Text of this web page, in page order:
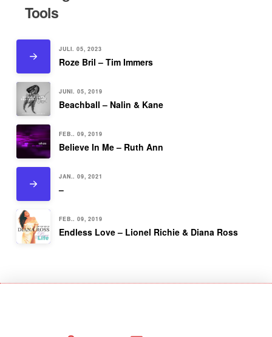
Tools
JULI. 05, 2023
Roze Bril – Tim Immers
JUNI. 05, 2019
Beachball – Nalin & Kane
FEB.. 09, 2019
Believe In Me – Ruth Ann
JAN.. 09, 2021
–
FEB.. 09, 2019
Endless Love – Lionel Richie & Diana Ross